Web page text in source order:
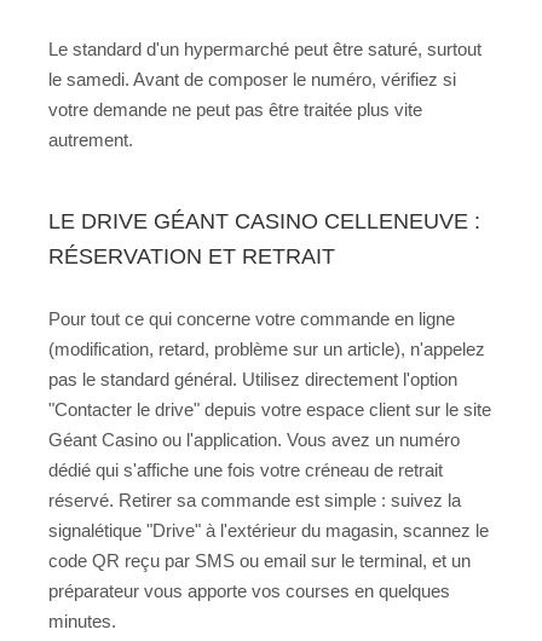
Le standard d'un hypermarché peut être saturé, surtout
le samedi. Avant de composer le numéro, vérifiez si
votre demande ne peut pas être traitée plus vite
autrement.
LE DRIVE GÉANT CASINO CELLENEUVE :
RÉSERVATION ET RETRAIT
Pour tout ce qui concerne votre commande en ligne
(modification, retard, problème sur un article), n'appelez
pas le standard général. Utilisez directement l'option
"Contacter le drive" depuis votre espace client sur le site
Géant Casino ou l'application. Vous avez un numéro
dédié qui s'affiche une fois votre créneau de retrait
réservé. Retirer sa commande est simple : suivez la
signalétique "Drive" à l'extérieur du magasin, scannez le
code QR reçu par SMS ou email sur le terminal, et un
préparateur vous apporte vos courses en quelques
minutes.